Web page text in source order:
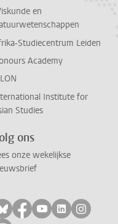
en
Studiecentrum Leiden
Academy
Institute for
Studies
ons
onze wekelijkse
Volg ons op bluesky
Volg ons op
Volg ons op
Volg ons
Volg